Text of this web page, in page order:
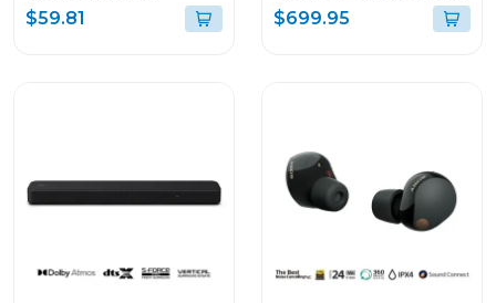
bluetooth hmt62
$59.81
mapping dolby atmos
a3000
$699.95